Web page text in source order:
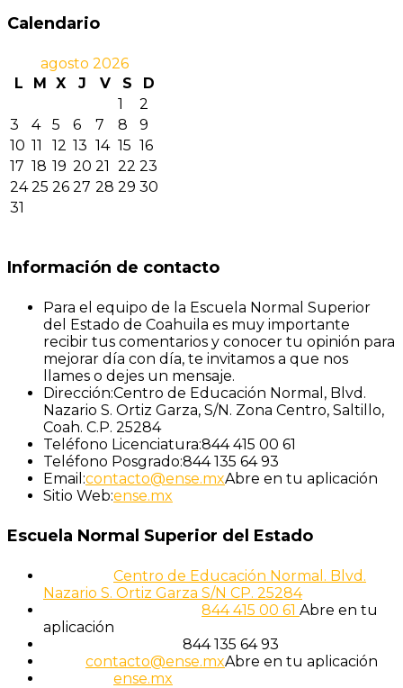
Calendario
agosto 2026
L
M X J V S
D
1
2
3
4 5 6 7 8
9
10 11 12 13 14 15 16
17 18 19 20 21 22 23
24 25 26 27 28 29 30
31
Información de contacto
Para el equipo de la Escuela Normal Superior
del Estado de Coahuila es muy importante
recibir tus comentarios y conocer tu opinión para
mejorar día con día, te invitamos a que nos
llames o dejes un mensaje.
Dirección:Centro de Educación Normal, Blvd.
Nazario S. Ortiz Garza, S/N. Zona Centro, Saltillo,
Coah. C.P. 25284
Teléfono Licenciatura:844 415 00 61
Teléfono Posgrado:844 135 64 93
Email:contacto@ense.mxAbre en tu aplicación
Sitio Web:ense.mx
Escuela Normal Superior del Estado
Centro de Educación Normal. Blvd.
Nazario S. Ortiz Garza S/N CP. 25284
844 415 00 61 Abre en tu
aplicación
844 135 64 93
contacto@ense.mxAbre en tu aplicación
ense.mx